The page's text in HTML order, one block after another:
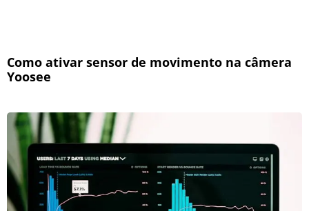
Como ativar sensor de movimento na câmera
Yoosee